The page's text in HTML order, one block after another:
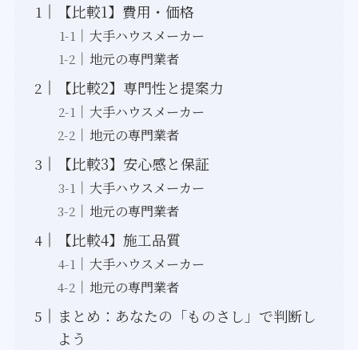
【比較1】費用・価格
大手ハウスメーカー
地元の専門業者
【比較2】専門性と提案力
大手ハウスメーカー
地元の専門業者
【比較3】安心感と保証
大手ハウスメーカー
地元の専門業者
【比較4】施工品質
大手ハウスメーカー
地元の専門業者
まとめ：あなたの「ものさし」で判断し
よう